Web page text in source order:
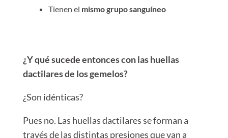
Tienen el mismo grupo sanguíneo
¿Y qué sucede entonces con las huellas
dactilares de los gemelos?
¿Son idénticas?
Pues no. Las huellas dactilares se forman a
través de las distintas presiones que van a